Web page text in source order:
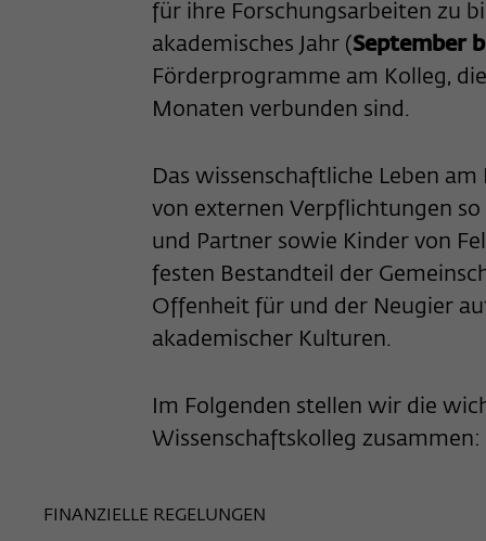
für ihre Forschungsarbeiten zu
akademisches Jahr (September
Förderprogramme am Kolleg,
Monaten verbunden sind.
Das wissenschaftliche Leben
von externen Verpflichtungen
und Partner sowie Kinder von
festen Bestandteil der
Offenheit für und der Neugier
akademischer Kulturen.
Im Folgenden stellen wir die
Wissenschaftskolleg zusammen:
FINANZIELLE REGELUNGEN